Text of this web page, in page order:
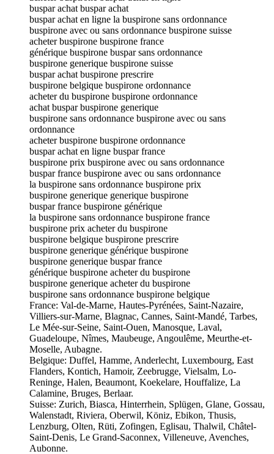
buspar achat buspar achat
buspar achat en ligne la buspirone sans ordonnance
buspirone avec ou sans ordonnance buspirone suisse
acheter buspirone buspirone france
générique buspirone buspar sans ordonnance
buspirone generique buspirone suisse
buspar achat buspirone prescrire
buspirone belgique buspirone ordonnance
acheter du buspirone buspirone ordonnance
achat buspar buspirone generique
buspirone sans ordonnance buspirone avec ou sans
ordonnance
acheter buspirone buspirone ordonnance
buspar achat en ligne buspar france
buspirone prix buspirone avec ou sans ordonnance
buspar france buspirone avec ou sans ordonnance
la buspirone sans ordonnance buspirone prix
buspirone generique generique buspirone
buspar france buspirone générique
la buspirone sans ordonnance buspirone france
buspirone prix acheter du buspirone
buspirone belgique buspirone prescrire
buspirone generique générique buspirone
buspirone generique buspar france
générique buspirone acheter du buspirone
buspirone generique acheter du buspirone
buspirone sans ordonnance buspirone belgique
France: Val-de-Marne, Hautes-Pyrénées, Saint-Nazaire,
Villiers-sur-Marne, Blagnac, Cannes, Saint-Mandé, Tarbes,
Le Mée-sur-Seine, Saint-Ouen, Manosque, Laval,
Guadeloupe, Nîmes, Maubeuge, Angoulême, Meurthe-et-
Moselle, Aubagne.
Belgique: Duffel, Hamme, Anderlecht, Luxembourg, East
Flanders, Kontich, Hamoir, Zeebrugge, Vielsalm, Lo-
Reninge, Halen, Beaumont, Koekelare, Houffalize, La
Calamine, Bruges, Berlaar.
Suisse: Zurich, Biasca, Hinterrhein, Splügen, Glane, Gossau,
Walenstadt, Riviera, Oberwil, Köniz, Ebikon, Thusis,
Lenzburg, Olten, Rüti, Zofingen, Eglisau, Thalwil, Châtel-
Saint-Denis, Le Grand-Saconnex, Villeneuve, Avenches,
Aubonne.